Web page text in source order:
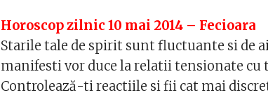
Horoscop zilnic 10 mai 2014 – Fecioara
Starile tale de spirit sunt fluctuante si de
manifesti vor duce la relatii tensionate cu
Controlează-ti reactiile si fii cat mai